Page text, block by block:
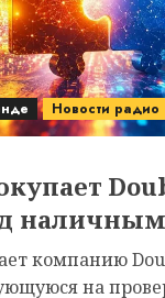
Новости радио
компанию
на